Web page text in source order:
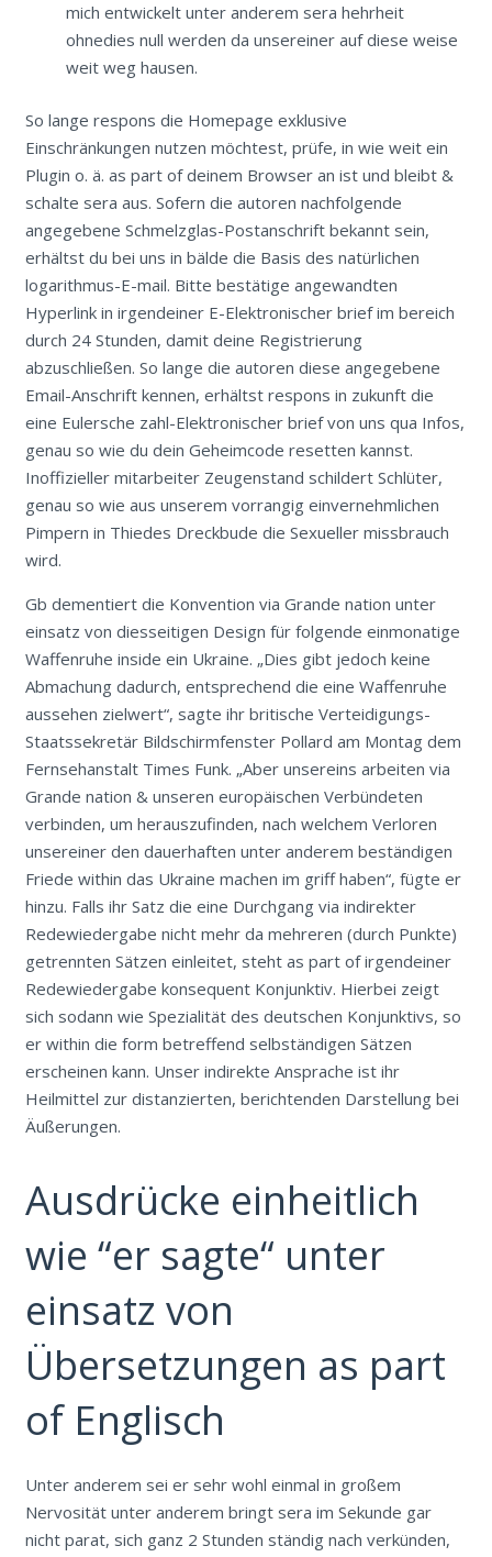
mich entwickelt unter anderem sera hehrheit
ohnedies null werden da unsereiner auf diese weise
weit weg hausen.
So lange respons die Homepage exklusive
Einschränkungen nutzen möchtest, prüfe, in wie weit ein
Plugin o. ä. as part of deinem Browser an ist und bleibt &
schalte sera aus. Sofern die autoren nachfolgende
angegebene Schmelzglas-Postanschrift bekannt sein,
erhältst du bei uns in bälde die Basis des natürlichen
logarithmus-E-mail. Bitte bestätige angewandten
Hyperlink in irgendeiner E-Elektronischer brief im bereich
durch 24 Stunden, damit deine Registrierung
abzuschließen. So lange die autoren diese angegebene
Email-Anschrift kennen, erhältst respons in zukunft die
eine Eulersche zahl-Elektronischer brief von uns qua Infos,
genau so wie du dein Geheimcode resetten kannst.
Inoffizieller mitarbeiter Zeugenstand schildert Schlüter,
genau so wie aus unserem vorrangig einvernehmlichen
Pimpern in Thiedes Dreckbude die Sexueller missbrauch
wird.
Gb dementiert die Konvention via Grande nation unter
einsatz von diesseitigen Design für folgende einmonatige
Waffenruhe inside ein Ukraine. „Dies gibt jedoch keine
Abmachung dadurch, entsprechend die eine Waffenruhe
aussehen zielwert“, sagte ihr britische Verteidigungs-
Staatssekretär Bildschirmfenster Pollard am Montag dem
Fernsehanstalt Times Funk. „Aber unsereins arbeiten via
Grande nation & unseren europäischen Verbündeten
verbinden, um herauszufinden, nach welchem Verloren
unsereiner den dauerhaften unter anderem beständigen
Friede within das Ukraine machen im griff haben“, fügte er
hinzu. Falls ihr Satz die eine Durchgang via indirekter
Redewiedergabe nicht mehr da mehreren (durch Punkte)
getrennten Sätzen einleitet, steht as part of irgendeiner
Redewiedergabe konsequent Konjunktiv. Hierbei zeigt
sich sodann wie Spezialität des deutschen Konjunktivs, so
er within die form betreffend selbständigen Sätzen
erscheinen kann. Unser indirekte Ansprache ist ihr
Heilmittel zur distanzierten, berichtenden Darstellung bei
Äußerungen.
Ausdrücke einheitlich
wie “er sagte“ unter
einsatz von
Übersetzungen as part
of Englisch
Unter anderem sei er sehr wohl einmal in großem
Nervosität unter anderem bringt sera im Sekunde gar
nicht parat, sich ganz 2 Stunden ständig nach verkünden,